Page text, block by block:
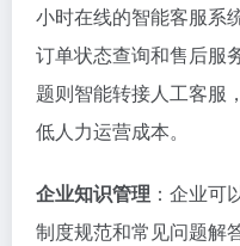
小时在线的智能客服系
订单状态查询和售后服
题则智能转接人工客服
低人力运营成本。
企业知识管理 ：企业可
制度规范和常见问题解